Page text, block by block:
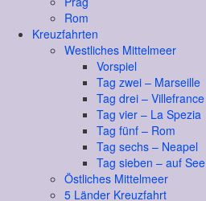
Rom
Kreuzfahrten
Westliches Mittelmeer
Vorspiel
Tag zwei – Marseille
Tag drei – Villefrance
Tag vier – La Spezia
Tag fünf – Rom
Tag sechs – Neapel
Tag sieben – auf See
Östliches Mittelmeer
5 Länder Kreuzfahrt